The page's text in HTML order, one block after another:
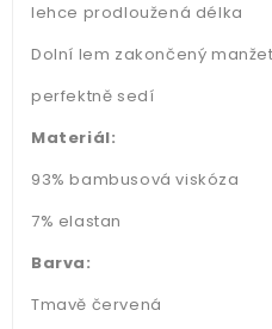
lehce prodloužená délka
Dolní lem zakončený
perfektně sedí
Materiál:
93% bambusová viskóza
7% elastan
Barva:
Tmavě červená